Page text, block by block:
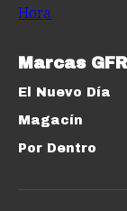
Marcas
El Nuevo Día
Magacín
Por Dentro